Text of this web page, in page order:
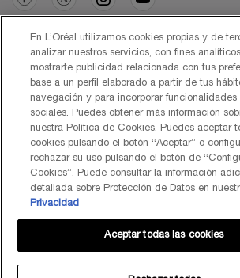
Opción de compra
€ - ES (ES)
© Lancôme 2026
Black Friday
En L’Oréal utilizamos cookies propias y de
analizar nuestros servicios, con fines
mostrarte publicidad relacionada con tus
base a un perfil elaborado a partir de tus
navegación y para incorporar funcionalidades
sociales. Puedes obtener más información
nuestra Política de Cookies. Puedes aceptar
cookies pulsando el botón “Aceptar” o
rechazar su uso pulsando el botón de
Cookies”. Puede consultar la información
detallada sobre Protección de Datos en
Privacidad
Aceptar todas las cookies